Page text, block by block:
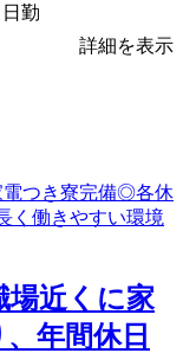
勤
詳細を表示
場近くに家
年間休日